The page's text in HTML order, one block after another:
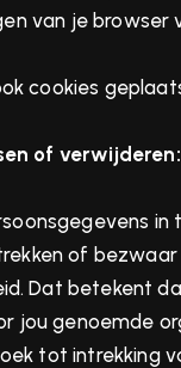
van je
cookies
of verwijderen:
of
Dat betekent
jou genoemde
tot intrekking